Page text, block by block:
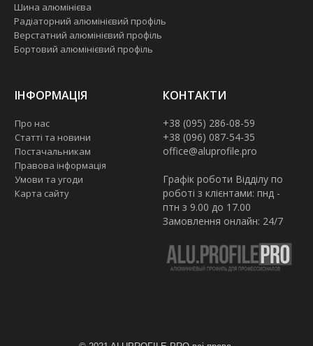
Шина алюмінієва
Радіаторний алюмінієвий профіль
Верстатний алюмінієвий профіль
Бортовий алюмінієвий профіль
ІНФОРМАЦІЯ
Про нас
Статті та новини
Постачальникам
Правова інформація
Умови та угоди
Карта сайту
КОНТАКТИ
+38 (095) 286-08-59
+38 (096) 087-54-35
office@aluprofile.pro
Графік роботи Відділу по
роботі з клієнтами: пнд -
птн з 9.00 до 17.00
Замовлення онлайн: 24/7